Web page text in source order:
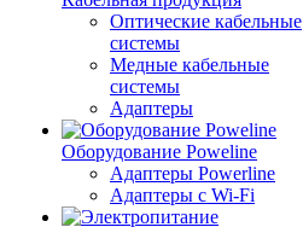
Оптические кабельные
системы
Медные кабельные
системы
Адаптеры
Оборудование Poweline
Адаптеры Powerline
Адаптеры с Wi-Fi